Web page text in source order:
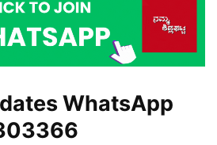
WhatsApp